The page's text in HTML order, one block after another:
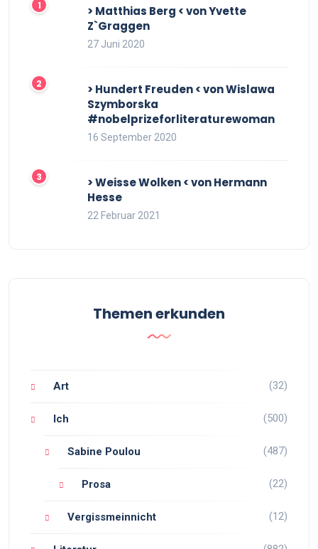
> Matthias Berg < von Yvette
Z`Graggen
27 Juni 2020
> Hundert Freuden < von Wislawa
Szymborska
#nobelprizeforliteraturewoman
16 September 2020
> Weisse Wolken < von Hermann
Hesse
22 Februar 2021
Themen erkunden
Art (32)
Ich (500)
Sabine Poulou (487)
Prosa (22)
Vergissmeinnicht (12)